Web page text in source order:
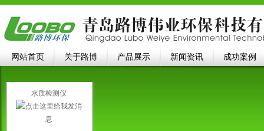
网站首页 关于路博 产品展示 新闻资讯 成功案例
水质检测仪